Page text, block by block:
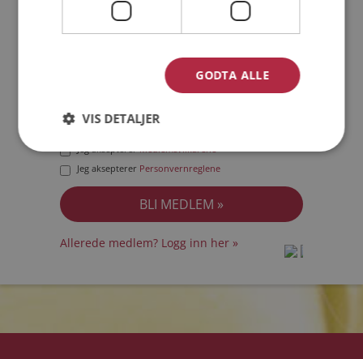
Jeg akseptererMedlemsvilkårene
Jeg aksepterer Personvernreglene
Allerede medlem? Logg inn her »
GODTA ALLE
VIS DETALJER